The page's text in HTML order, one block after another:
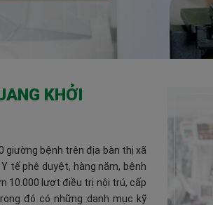
KHỞI
giường bệnh trên địa bàn thị xã
tế phê duyệt, hàng năm, bệnh
10.000 lượt điều trị nội trú, cấp
đó có những danh mục kỹ